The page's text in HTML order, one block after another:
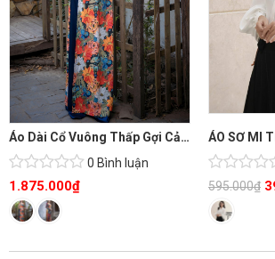
Áo Dài Cổ Vuông Thấp Gợi Cảm
0 Bình luận
1.875.000₫
595.000₫